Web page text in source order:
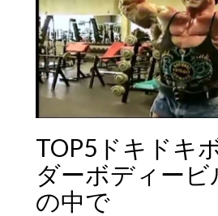
TOP5ドキドキ
ダーボディービ
の中で